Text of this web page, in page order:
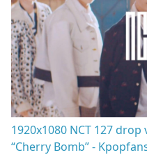
1920x1080 NCT 127
“Cherry Bomb” -